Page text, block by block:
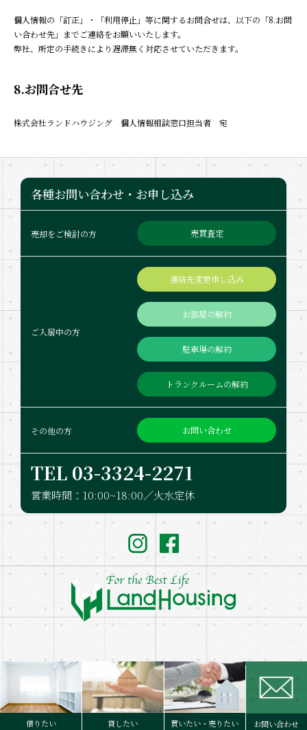
個人情報の「訂正」・「利用停止」等に関するお問合せは、以下の「8.お問
い合わせ先」までご連絡をお願いいたします。
弊社、所定の手続きにより遅滞無く対応させていただきます。
8.お問合せ先
株式会社ランドハウジング 個人情報相談窓口担当者 宛
借りたい 貸したい 買いたい・売りたい お問い合わせ
各種お問い合わせ・お申し込み
売却をご検討の方 売買査定
ご入居中の方
連絡先変更申し込み
お部屋の解約
駐車場の解約
トランクルームの解約
その他の方 お問い合わせ
TEL 03-332​4-2271
営業時間：10:00~18:00／火水定休
Copyright © LandHousing. Co.,Ltd. All Rights Reserved.